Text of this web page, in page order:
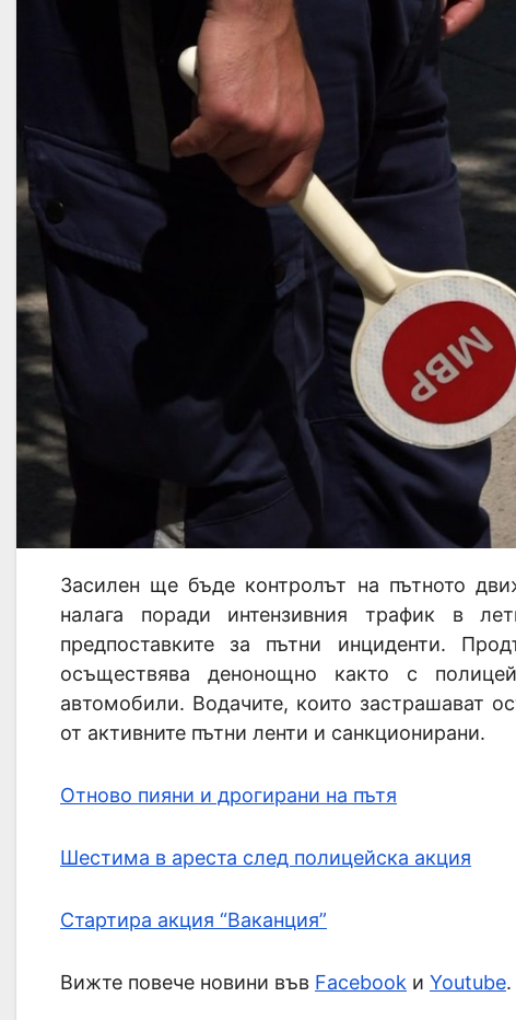
Засилен ще бъде контролът на пътното
налага поради интензивния трафик в
предпоставките за пътни инциденти.
осъществява денонощно както с
автомобили. Водачите, които застрашават
от активните пътни ленти и санкционирани.
Отново пияни и дрогирани на пътя
Шестима в ареста след полицейска акция
Стартира акция “Ваканция”
Вижте повече новини във Facebook и Youtube.